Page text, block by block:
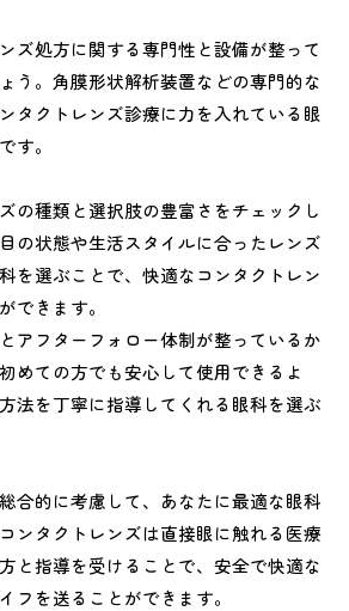
ズ処方に関する専門性と設備が整って
う。角膜形状解析装置などの専門的な
タクトレンズ診療に力を入れている眼
す。
の種類と選択肢の豊富さをチェックし
の状態や生活スタイルに合ったレンズ
を選ぶことで、快適なコンタクトレン
できます。
アフターフォロー体制が整っているか
めての方でも安心して使用できるよ
法を丁寧に指導してくれる眼科を選ぶ
合的に考慮して、あなたに最適な眼科
ンタクトレンズは直接眼に触れる医療
と指導を受けることで、安全で快適な
フを送ることができます。